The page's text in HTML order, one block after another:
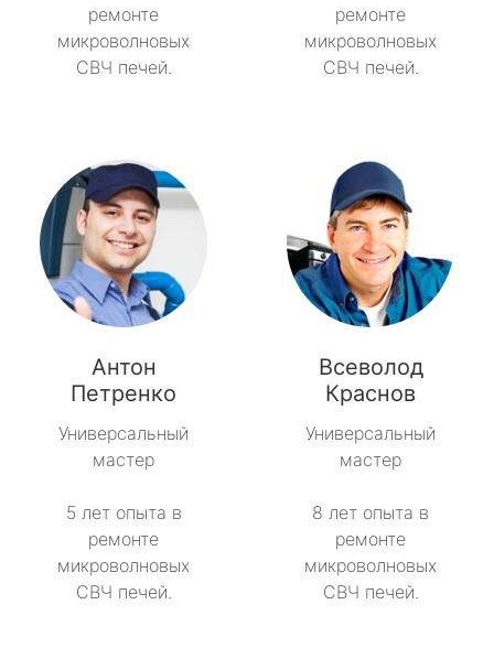
ремонте
микроволновых
СВЧ печей.
ремонте
микроволновых
СВЧ печей.
Антон
Петренко
Универсальный
мастер
5 лет опыта в
ремонте
микроволновых
СВЧ печей.
Всеволод
Краснов
Универсальный
мастер
8 лет опыта в
ремонте
микроволновых
СВЧ печей.